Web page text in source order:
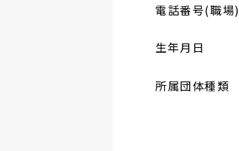
電話番号(職場)
生年月日
所属団体種類